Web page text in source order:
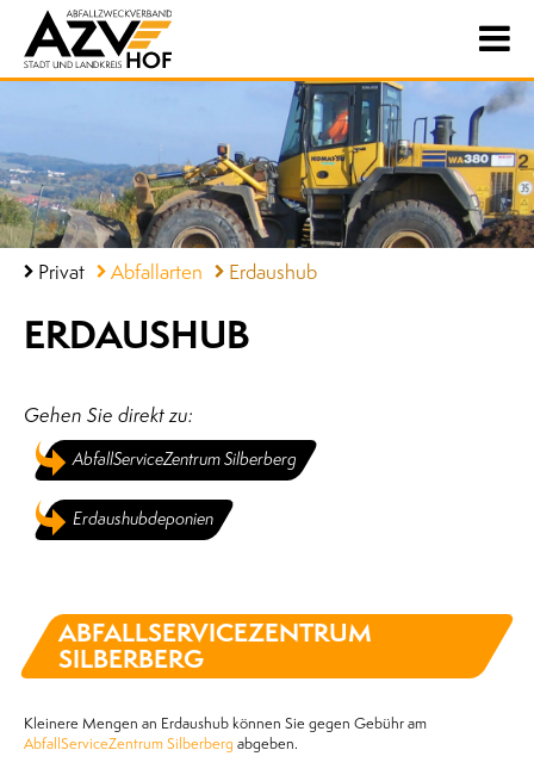
Privat Abfallarten Erdaushub
ERDAUSHUB
Gehen Sie direkt zu:
AbfallServiceZentrum Silberberg
Erdaushubdeponien
ABFALLSERVICE­ZENTRUM
SILBERBERG
Kleinere Mengen an Erdaushub können Sie gegen Gebühr am
AbfallServiceZentrum Silberberg abgeben.